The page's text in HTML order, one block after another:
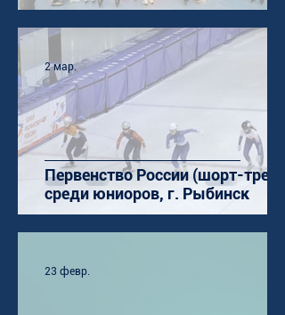
Первенство России (шорт-трек)
среди юниоров, г. Рыбинск
2 мар.
23 февр.